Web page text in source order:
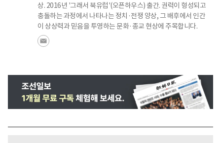
상. 2016년 '그래서 북유럽'(오픈하우스) 출간. 권력이 형성되고
충돌하는 과정에서 나타나는 정치·전쟁 양상, 그 배후에서 인간
이 상상력과 믿음을 투영하는 문화·종교 현상에 주목합니다.